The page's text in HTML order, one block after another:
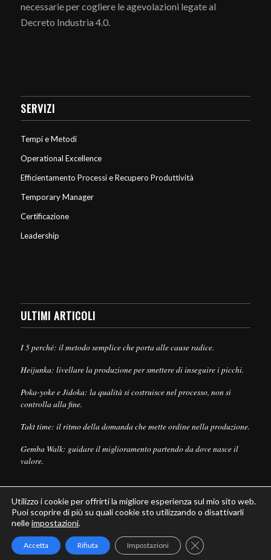
necessarie per cogliere le agevolazioni legate al
Decreto Industria 4.0.
SERVIZI
Tempi e Metodi
Operational Excellence
Efficientamento Processi e Recupero Produttività
Temporary Manager
Certificazione
Leadership
ULTIMI ARTICOLI
I 5 perché: il metodo semplice che porta alle cause radice.
Heijunka: livellare la produzione per smettere di inseguire i picchi.
Poka-yoke e Jidoka: la qualità si costruisce nel processo, non si
controlla alla fine.
Takt time: il ritmo della domanda che mette ordine nella produzione.
Gemba Walk: guidare il miglioramento partendo da dove nasce il
valore.
© Copyright - Leanpull - Inbound Marketing byMaria Cristina Pizzato
Utilizzo i cookie per offrirti la migliore esperienza sul mio sito web.
Puoi scoprire di più su quali cookie sto utilizzando o disattivarli
nelleimpostazioni.
Accetta Rifiuta Impostazioni Close GDPR